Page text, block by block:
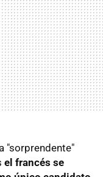
"sorprendente"
el francés se